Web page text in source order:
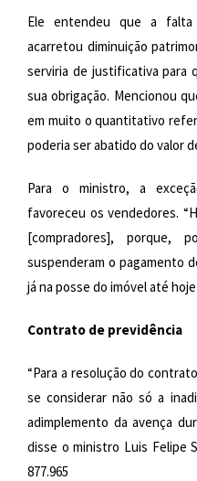
Ele entendeu que a
acarretou diminuição
serviria de justificativa para
sua obrigação. Mencionou
em muito o quantitativo
poderia ser abatido do valor
Para o ministro, a
favoreceu os vendedores.
[compradores], porque,
suspenderam o pagamento
já na posse do imóvel até
Contrato de previdência
“Para a resolução do
se considerar não só a
adimplemento da avença
disse o ministro Luis Felipe
877.965